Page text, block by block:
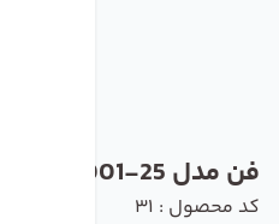
فن مدل W6D800-GD01-25 برند ebmpapst
کد محصول : 31